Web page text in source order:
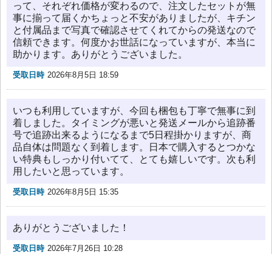
って、それぞれ価格が変わるので、注文したセットが無
事に揃って届くかちょっと不安がありましたが、キチン
と付属品まで写真で確認させてくれてからの発送なので
信頼できます。何度かお世話になっていますが、本当に
助かります。ありがとうございました。
受取日時 2026年8月5日 18:59
いつも利用していますが、今回も梱包も丁寧で無事に到
着しました。タイミングが悪いと発送メールから追跡番
号で追跡出来るようになるまで5日程掛かりますが、商
品自体は問題なく到着します。日本で購入するとつかな
い特典もしっかり付いてて、とても嬉しいです。次も利
用したいと思っています。
受取日時 2026年8月5日 15:35
ありがとうございました！
受取日時 2026年7月26日 10:28